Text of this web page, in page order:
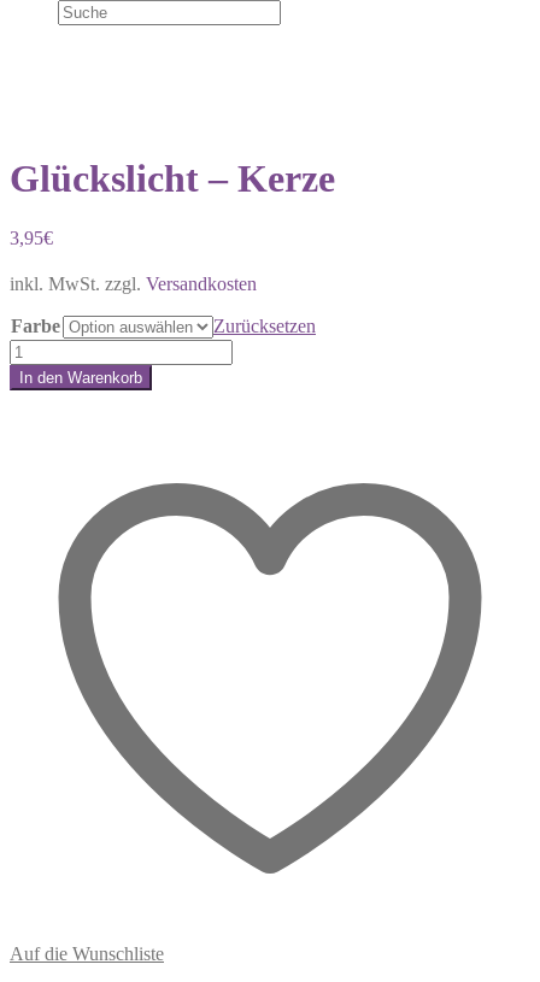
Glückslicht – Kerze
3,95€
inkl. MwSt. zzgl. Versandkosten
Farbe
Zurücksetzen
Glückslicht
-
Kerze
In den Warenkorb
Auf die Wunschliste